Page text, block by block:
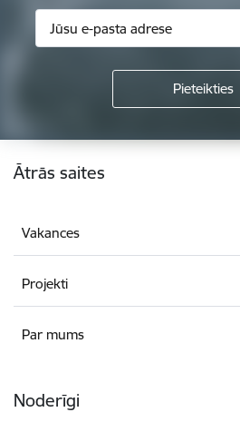
Kājene
Ātrās saites
Vakances
Projekti
Par mums
Noderīgi